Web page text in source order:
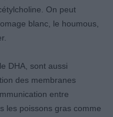
On peut
blanc, le houmous,
DHA, sont aussi
des membranes
entre
les poissons gras comme